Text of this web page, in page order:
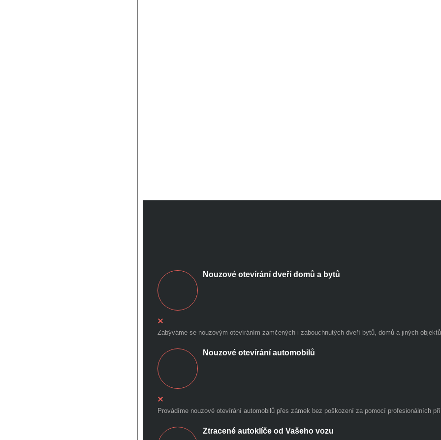
Nouzové otevírání dveří domů a bytů
Zabýváme se nouzovým otevíráním zamčených i zabouchnutých dveří bytů, domů a jiných
Nouzové otevírání automobilů
Provádíme nouzové otevírání automobilů přes zámek bez poškození za pomocí profesionálních
Ztracené autoklíče od Vašeho vozu